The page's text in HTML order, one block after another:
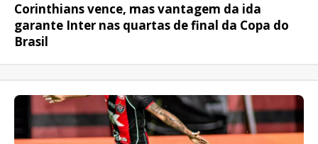
Corinthians vence, mas vantagem da ida
garante Inter nas quartas de final da Copa do
Brasil